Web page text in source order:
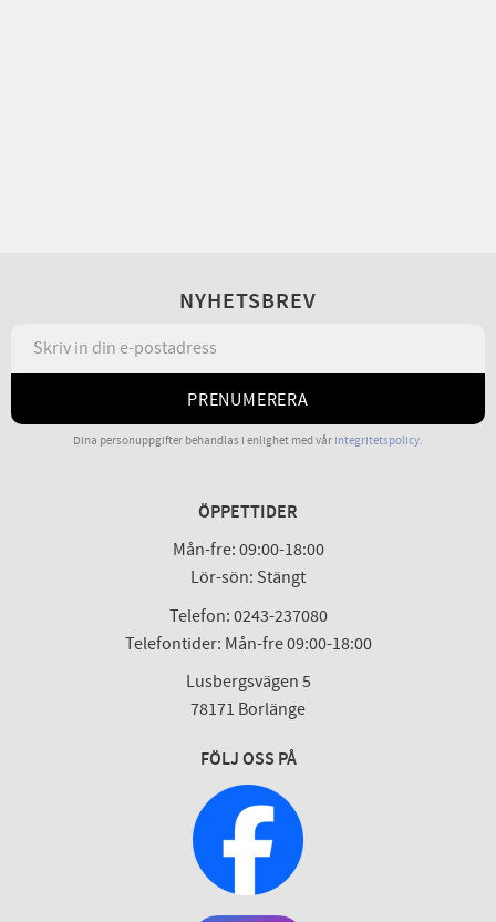
NYHETSBREV
PRENUMERERA
Dina personuppgifter behandlas i enlighet med vår integritetspolicy.
ÖPPETTIDER
Mån-fre: 09:00-18:00
Lör-sön: Stängt
Telefon: 0243-237080
Telefontider: Mån-fre 09:00-18:00
Lusbergsvägen 5
78171 Borlänge
FÖLJ OSS PÅ